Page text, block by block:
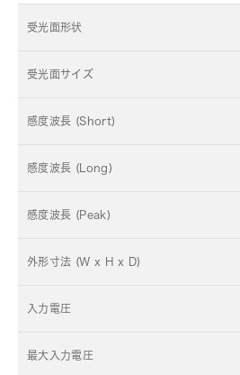
受光面形状
受光面サイズ
感度波長 (Short)
感度波長 (Long)
感度波長 (Peak)
外形寸法 (W x H x D)
入力電圧
最大入力電圧